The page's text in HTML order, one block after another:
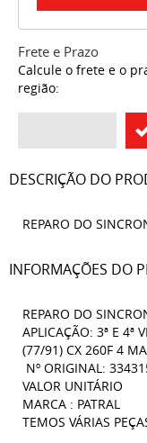
Frete e Prazo
Calcule o frete e o
região:
DESCRIÇÃO DO
REPARO DO
INFORMAÇÕES DO
REPARO DO
APLICAÇÃO: 3ª E 4ª
(77/91) CX 260F 4
Nº ORIGINAL:
VALOR UNITÁRIO
MARCA : PATRAL
TEMOS VÁRIAS